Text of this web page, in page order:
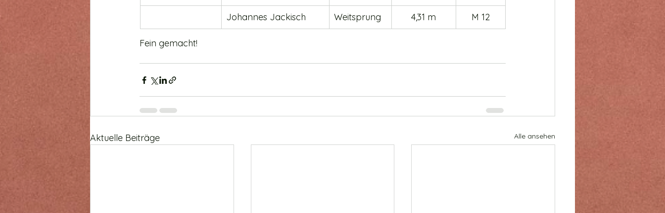
Johannes Jackisch Weitsprung 4,31 m M 12
Fein gemacht!
Aktuelle Beiträge Alle ansehen